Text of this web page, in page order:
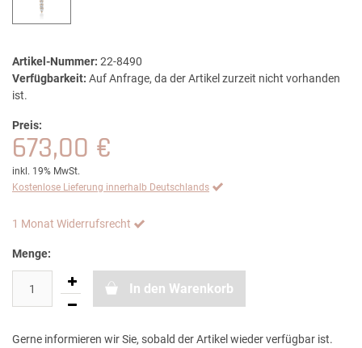
Artikel-Nummer: 22-8490
Verfügbarkeit: Auf Anfrage, da der Artikel zurzeit nicht vorhanden
ist.
Preis:
673,00 €
inkl. 19% MwSt.
Kostenlose Lieferung innerhalb Deutschlands
1 Monat Widerrufsrecht
Menge:
In den Warenkorb
Gerne informieren wir Sie, sobald der Artikel wieder verfügbar ist.